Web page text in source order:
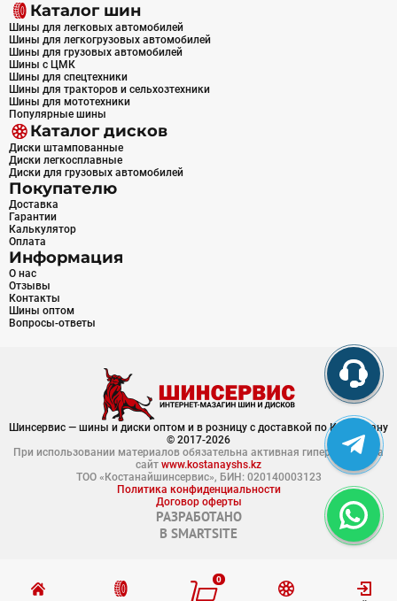
0
Каталог шин
Шины для легковых автомобилей
Шины для легкогрузовых автомобилей
Шины для грузовых автомобилей
Шины с ЦМК
Шины для спецтехники
Шины для тракторов и сельхозтехники
Шины для мототехники
Популярные шины
Каталог дисков
Диски штампованные
Диски легкосплавные
Диски для грузовых автомобилей
Покупателю
Доставка
Гарантии
Калькулятор
Оплата
Информация
О нас
Отзывы
Контакты
Шины оптом
Вопросы-ответы
Шинсервис — шины и диски оптом и в розницу с доставкой по Казахстану
© 2017-2026
При использовании материалов обязательна активная гиперссылка на
сайт www.kostanayshs.kz
ТОО «Костанайшинсервис», БИН: 020140003123
Политика конфиденциальности
Договор оферты
РАЗРАБОТАНО
В SMARTSITE